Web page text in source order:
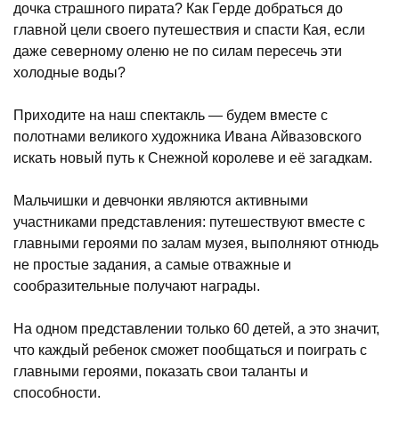
дочка страшного пирата? Как Герде добраться до
главной цели своего путешествия и спасти Кая, если
даже северному оленю не по силам пересечь эти
холодные воды?
Приходите на наш спектакль — будем вместе с
полотнами великого художника Ивана Айвазовского
искать новый путь к Снежной королеве и её загадкам.
Мальчишки и девчонки являются активными
участниками представления: путешествуют вместе с
главными героями по залам музея, выполняют отнюдь
не простые задания, а самые отважные и
сообразительные получают награды.
На одном представлении только 60 детей, а это значит,
что каждый ребенок сможет пообщаться и поиграть с
главными героями, показать свои таланты и
способности.